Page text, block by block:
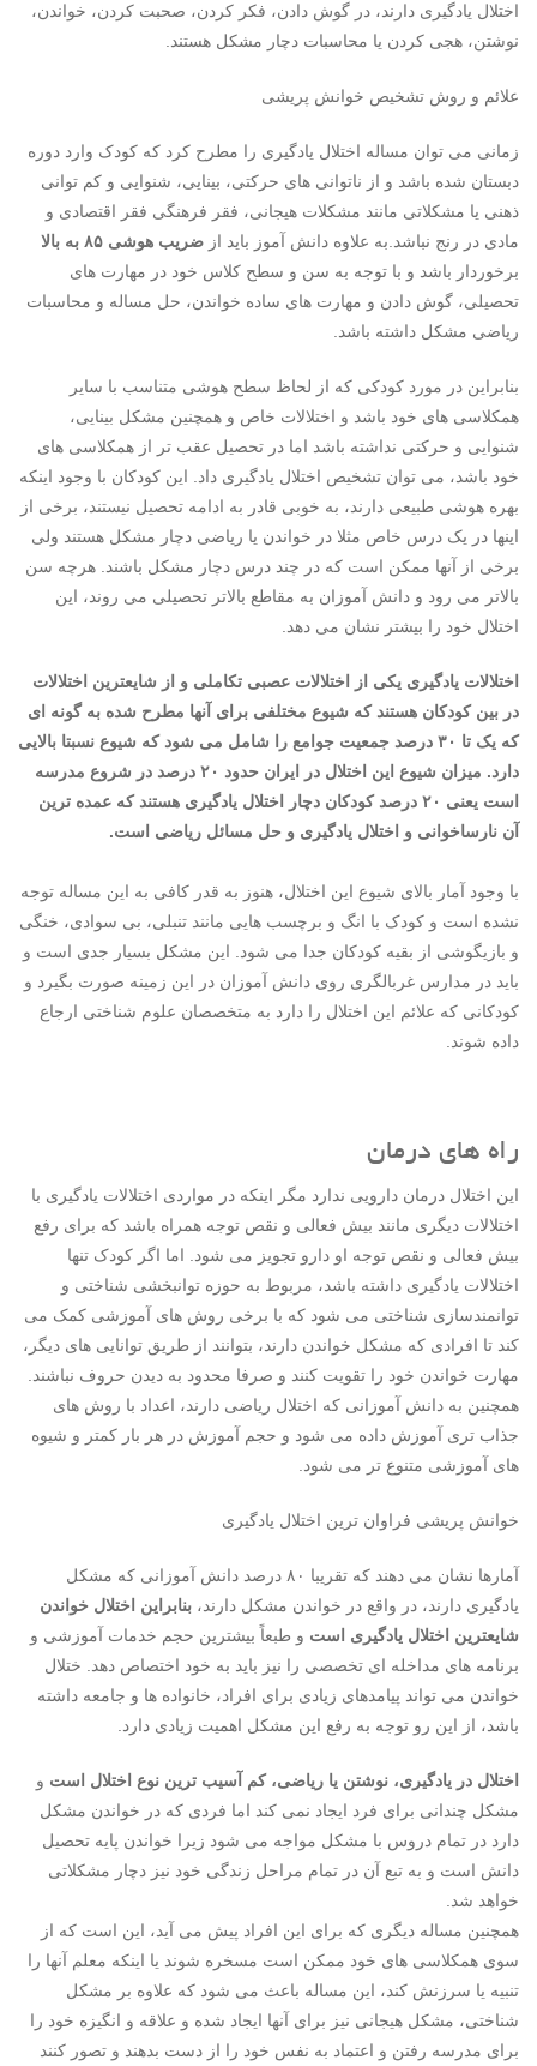
اختلال یادگیری دارند، در گوش دادن، فکر کردن، صحبت کردن، خواندن،
نوشتن، هجی کردن یا محاسبات دچار مشکل هستند.
علائم و روش تشخیص خوانش پریشی
زمانی می توان مساله اختلال یادگیری را مطرح کرد که کودک وارد دوره
دبستان شده باشد و از ناتوانی های حرکتی، بینایی، شنوایی و کم توانی
ذهنی یا مشکلاتی مانند مشکلات هیجانی، فقر فرهنگی فقر اقتصادی و
مادی در رنج نباشد.به علاوه دانش آموز باید از ضریب هوشی ۸۵ به بالا
برخوردار باشد و با توجه به سن و سطح کلاس خود در مهارت های
تحصیلی، گوش دادن و مهارت های ساده خواندن، حل مساله و محاسبات
ریاضی مشکل داشته باشد.
بنابراین در مورد کودکی که از لحاظ سطح هوشی متناسب با سایر
همکلاسی های خود باشد و اختلالات خاص و همچنین مشکل بینایی،
شنوایی و حرکتی نداشته باشد اما در تحصیل عقب تر از همکلاسی های
خود باشد، می توان تشخیص اختلال یادگیری داد. این کودکان با وجود اینکه
بهره هوشی طبیعی دارند، به خوبی قادر به ادامه تحصیل نیستند، برخی از
اینها در یک درس خاص مثلا در خواندن یا ریاضی دچار مشکل هستند ولی
برخی از آنها ممکن است که در چند درس دچار مشکل باشند. هرچه سن
بالاتر می رود و دانش آموزان به مقاطع بالاتر تحصیلی می روند، این
اختلال خود را بیشتر نشان می دهد.
اختلالات یادگیری یکی از اختلالات عصبی تکاملی و از شایعترین اختلالات
در بین کودکان هستند که شیوع مختلفی برای آنها مطرح شده به گونه ای
که یک تا ۳۰ درصد جمعیت جوامع را شامل می شود که شیوع نسبتا بالایی
دارد.
میزان شیوع این اختلال در ایران حدود ۲۰ درصد در شروع مدرسه
است یعنی ۲۰ درصد کودکان دچار اختلال یادگیری هستند که عمده ترین
آن نارساخوانی و اختلال یادگیری و حل مسائل ریاضی است.
با وجود آمار بالای شیوع این اختلال، هنوز به قدر کافی به این مساله توجه
نشده است و کودک با انگ و برچسب هایی مانند تنبلی، بی سوادی، خنگی
و بازیگوشی از بقیه کودکان جدا می شود. این مشکل بسیار جدی است و
باید در مدارس غربالگری روی دانش آموزان در این زمینه صورت بگیرد و
کودکانی که علائم این اختلال را دارد به متخصصان علوم شناختی ارجاع
داده شوند.
راه های درمان
این اختلال درمان دارویی ندارد مگر اینکه در مواردی اختلالات یادگیری با
اختلالات دیگری مانند بیش فعالی و نقص توجه همراه باشد که برای رفع
بیش فعالی و نقص توجه او دارو تجویز می شود. اما اگر کودک تنها
اختلالات یادگیری داشته باشد، مربوط به حوزه توانبخشی شناختی و
توانمندسازی شناختی می شود که با برخی روش های آموزشی کمک می
کند تا افرادی که مشکل خواندن دارند، بتوانند از طریق توانایی های دیگر،
مهارت خواندن خود را تقویت کنند و صرفا محدود به دیدن حروف نباشند.
همچنین به دانش آموزانی که اختلال ریاضی دارند، اعداد با روش های
جذاب تری آموزش داده می شود و حجم آموزش در هر بار کمتر و شیوه
های آموزشی متنوع تر می شود.
خوانش پریشی فراوان ترین اختلال یادگیری
آمارها نشان می دهند که تقریبا ۸۰ درصد دانش آموزانی که مشکل
یادگیری دارند، در واقع در خواندن مشکل دارند، بنابراین اختلال خواندن
شایعترین اختلال یادگیری است و طبعاً بیشترین حجم خدمات آموزشی و
برنامه های مداخله ای تخصصی را نیز باید به خود اختصاص دهد. ختلال
خواندن می تواند پیامدهای زیادی برای افراد، خانواده ها و جامعه داشته
باشد، از این رو توجه به رفع این مشکل اهمیت زیادی دارد.
اختلال در یادگیری، نوشتن یا ریاضی، کم آسیب ترین نوع اختلال است و
مشکل چندانی برای فرد ایجاد نمی کند اما فردی که در خواندن مشکل
دارد در تمام دروس با مشکل مواجه می شود زیرا خواندن پایه تحصیل
دانش است و به تبع آن در تمام مراحل زندگی خود نیز دچار مشکلاتی
خواهد شد.
همچنین مساله دیگری که برای این افراد پیش می آید، این است که از
سوی همکلاسی های خود ممکن است مسخره شوند یا اینکه معلم آنها را
تنبیه یا سرزنش کند، این مساله باعث می شود که علاوه بر مشکل
شناختی، مشکل هیجانی نیز برای آنها ایجاد شده و علاقه و انگیزه خود را
برای مدرسه رفتن و اعتماد به نفس خود را از دست بدهند و تصور کنند